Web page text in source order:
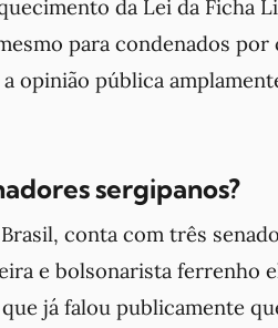
da Lei da Ficha
para condenados por
opinião pública
sergipanos?
conta com três
e bolsonarista ferrenho
já falou publicamente